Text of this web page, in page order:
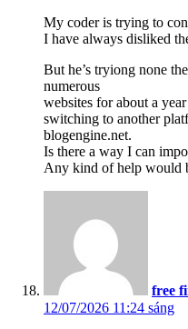
My coder is trying to
I have always disliked
But he’s tryiong none
numerous
websites for about a
switching to another
blogengine.net.
Is there a way I can
Any kind of help would
free
12/07/2026 11:24 sáng